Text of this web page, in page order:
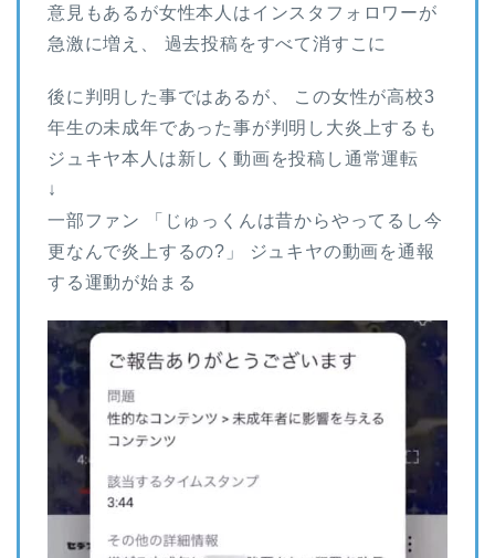
意見もあるが女性本人はインスタフォロワーが
急激に増え、 過去投稿をすべて消すこに
後に判明した事ではあるが、 この女性が高校3
年生の未成年であった事が判明し大炎上するも
ジュキヤ本人は新しく動画を投稿し通常運転
↓
一部ファン 「じゅっくんは昔からやってるし今
更なんで炎上するの?」 ジュキヤの動画を通報
する運動が始まる